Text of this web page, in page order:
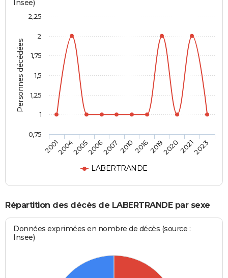
Personnes décédées
Insee)
LABERTRANDE
20012004200520062007201020162019202020212023
0,75
1
1,25
1,5
1,75
2
2,25
Répartition des décès de LABERTRANDE par sexe
Données exprimées en nombre de décès (source :
Insee)